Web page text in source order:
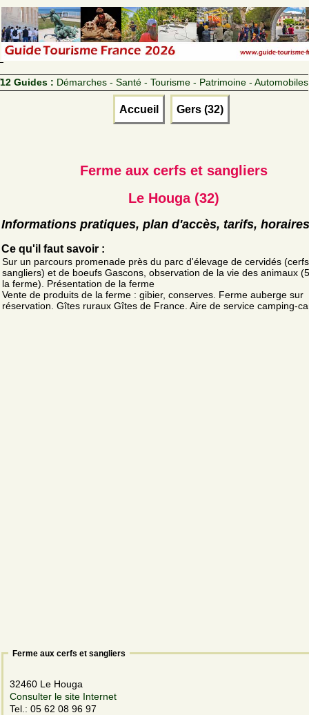
12 Guides : Démarches - Santé - Tourisme - Patrimoine - Automobiles
Accueil Gers (32)
Ferme aux cerfs et sangliers
Le Houga (32)
Informations pratiques, plan d'accès, tarifs, horaires
Ce qu'il faut savoir :
Sur un parcours promenade près du parc d'élevage de cervidés
sangliers) et de boeufs Gascons, observation de la vie des animaux
la ferme). Présentation de la ferme
Vente de produits de la ferme : gibier, conserves. Ferme auberge sur
réservation. Gîtes ruraux Gîtes de France. Aire de service camping-
Ferme aux cerfs et sangliers
32460 Le Houga
Consulter le site Internet
Tel.: 05 62 08 96 97